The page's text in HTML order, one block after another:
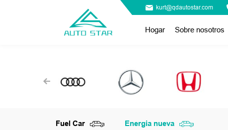
kurt@qdautostar.com
Hogar Sobre nosotros
Fuel Car Energia nueva